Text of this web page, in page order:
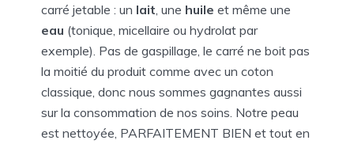
carré jetable : un lait , une huile et même une
eau (tonique, micellaire ou hydrolat par
exemple). Pas de gaspillage, le carré ne boit pas
la moitié du produit comme avec un coton
classique, donc nous sommes gagnantes aussi
sur la consommation de nos soins. Notre peau
est nettoyée, PARFAITEMENT BIEN et tout en